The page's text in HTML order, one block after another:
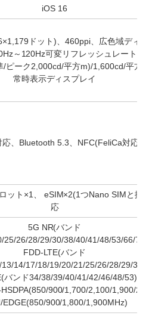
iOS 16
ドット)、460ppi、広色域ディ
～120Hz可変リフレッシュレート)
/ピーク2,000cd/平方m)/1,600cd/平方
常時表示ディスプレイ
、Bluetooth 5.3、NFC(FeliCa対応)
ット×1、 eSIM×2(1つNano SIMと排
応
5G NR(バンド
25/26/28/29/30/38/40/41/48/53/66/
FDD-LTE(バンド
14/17/18/19/20/21/25/26/28/29/30/
バンド34/38/39/40/41/42/46/48/53)
900/1,700/2,100/1,900/
EDGE(850/900/1,800/1,900MHz)